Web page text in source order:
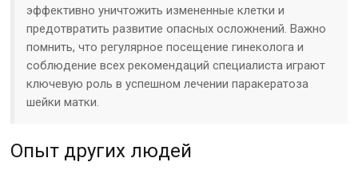
эффективно уничтожить измененные клетки и
предотвратить развитие опасных осложнений. Важно
помнить, что регулярное посещение гинеколога и
соблюдение всех рекомендаций специалиста играют
ключевую роль в успешном лечении паракератоза
шейки матки.
Опыт других людей